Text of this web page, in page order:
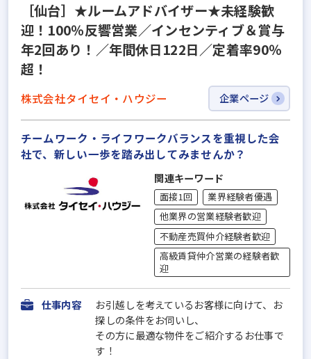
［仙台］★ルームアドバイザー★未経験歓
迎！100％反響営業／インセンティブ＆賞与
年2回あり！／年間休日122日／定着率90％
超！
株式会社タイセイ・ハウジー 企業ページ
チームワーク・ライフワークバランスを重視した会
社で、新しい一歩を踏み出してみませんか？
関連キーワード
面接1回
業界経験者優遇
他業界の営業経験者歓迎
不動産売買仲介経験者歓迎
高級賃貸仲介営業の経験者歓
迎
仕事内容
お引越しを考えているお客様に向けて、お
探しの条件をお伺いし、
その方に最適な物件をご紹介するお仕事で
す！